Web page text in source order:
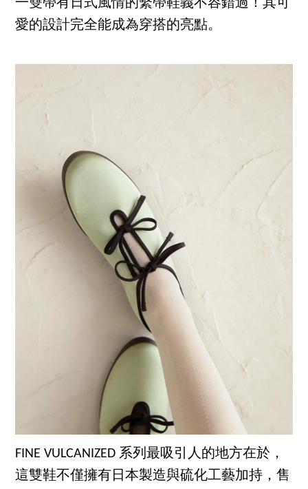
一雙帶有日式風情的繫帶鞋義不容錯過！其可
愛的設計完全能成為穿搭的亮點。
FINE VULCANIZED 系列最吸引人的地方在於，
這雙鞋不僅擁有日本製造與硫化工藝加持，售